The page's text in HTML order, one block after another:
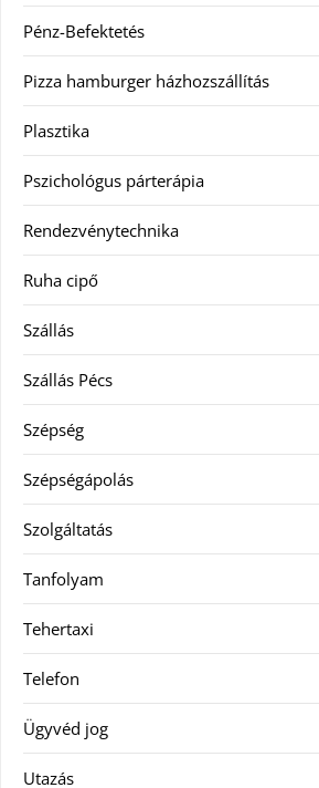
Pénz-Befektetés
Pizza hamburger házhozszállítás
Plasztika
Pszichológus párterápia
Rendezvénytechnika
Ruha cipő
Szállás
Szállás Pécs
Szépség
Szépségápolás
Szolgáltatás
Tanfolyam
Tehertaxi
Telefon
Ügyvéd jog
Utazás